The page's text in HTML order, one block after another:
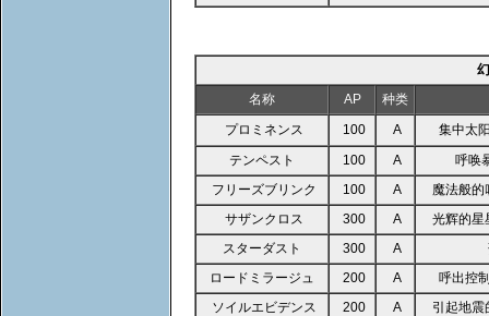
名称
AP
种类
プロミネンス
100 A
集中太
テンペスト
100 A
呼唤
フリーズブリンク
100 A
魔法般
サザンクロス
300 A
光辉的星
スターダスト
300 A
ロードミラージュ
200 A
呼出控
ソイルエビデンス
200 A 引起地